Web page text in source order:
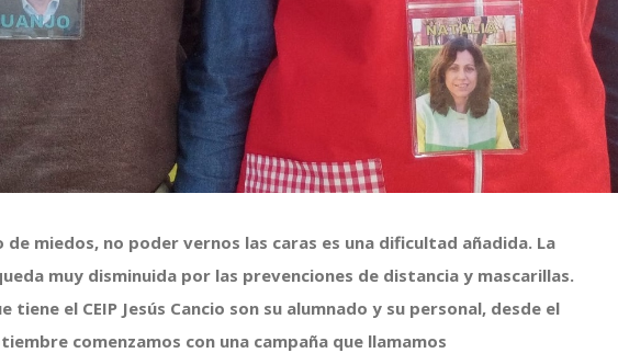
de miedos, no poder vernos las caras es una dificultad añadida. La
muy disminuida por las prevenciones de distancia y mascarillas.
tiene el CEIP Jesús Cancio son su alumnado y su personal, desde el
comenzamos con una campaña que llamamos